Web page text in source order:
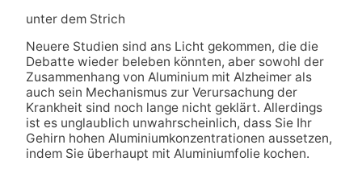
unter dem Strich
Neuere Studien sind ans Licht gekommen, die die
Debatte wieder beleben könnten, aber sowohl der
Zusammenhang von Aluminium mit Alzheimer als
auch sein Mechanismus zur Verursachung der
Krankheit sind noch lange nicht geklärt. Allerdings
ist es unglaublich unwahrscheinlich, dass Sie Ihr
Gehirn hohen Aluminiumkonzentrationen aussetzen,
indem Sie überhaupt mit Aluminiumfolie kochen.